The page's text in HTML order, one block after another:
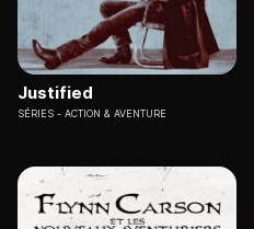
Justified
SÉRIES ACTION & AVENTURE